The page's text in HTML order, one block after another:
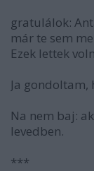
gratulálok:
már te sem
Ezek lettek
Ja
Na nem baj:
levedben.
***